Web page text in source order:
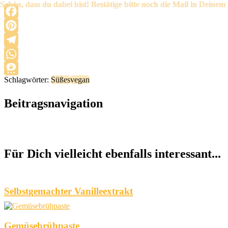
Schlagwörter: Süßesvegan
Beitragsnavigation
Für Dich vielleicht ebenfalls interessant...
Selbstgemachter Vanilleextrakt
Gemüsebrühpaste